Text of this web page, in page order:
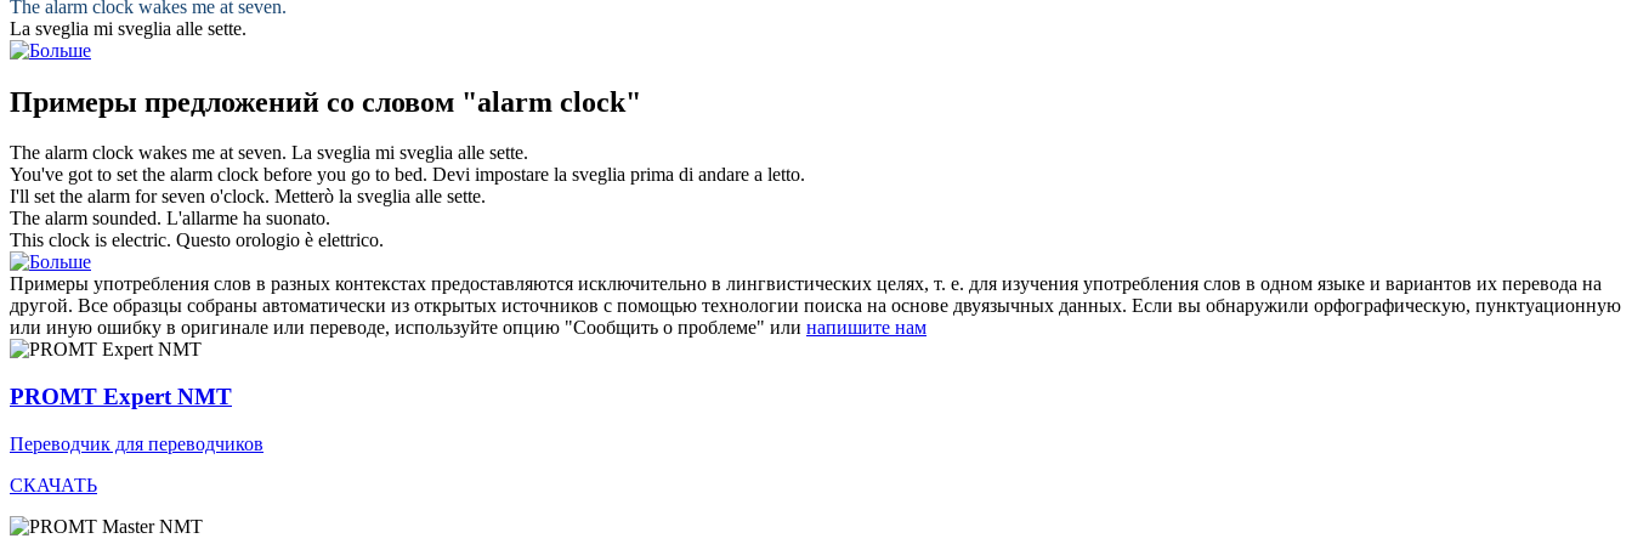
The alarm clock wakes me at seven.
La sveglia mi sveglia alle sette.
Примеры предложений со словом "alarm clock"
The alarm clock wakes me at seven. La sveglia mi sveglia alle sette.
You've got to set the alarm clock before you go to bed. Devi impostare la sveglia prima di andare a letto.
I'll set the alarm for seven o'clock. Metterò la sveglia alle sette.
The alarm sounded. L'allarme ha suonato.
This clock is electric. Questo orologio è elettrico.
Примеры употребления слов в разных контекстах предоставляются исключительно в лингвистических целях, т. е. для изучения употребления слов в одном языке и вариантов их перевода на
другой. Все образцы собраны автоматически из открытых источников с помощью технологии поиска на основе двуязычных данных. Если вы обнаружили орфографическую, пунктуационную
или иную ошибку в оригинале или переводе, используйте опцию "Сообщить о проблеме" или напишите нам
PROMT Expert NMT
Переводчик для переводчиков
СКАЧАТЬ